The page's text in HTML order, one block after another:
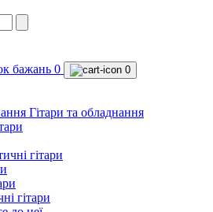
0 0
Гітари та обладнання
гітари
гітари